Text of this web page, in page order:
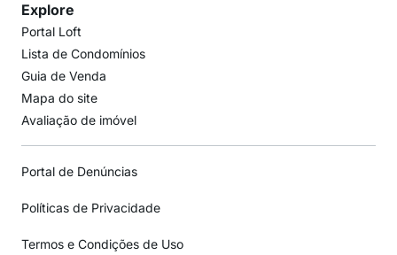
Explore
Portal Loft
Lista de Condomínios
Guia de Venda
Mapa do site
Avaliação de imóvel
Portal de Denúncias
Políticas de Privacidade
Termos e Condições de Uso